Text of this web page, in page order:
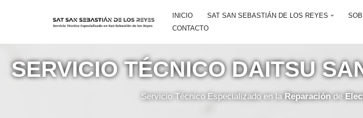
al
INICIO SAT SAN SEBASTIÁN DE LOS REYES
CONTACTO
SERVICIO TÉCNICO DAITSU
Servicio Técnico Especializado en laReparaciónde